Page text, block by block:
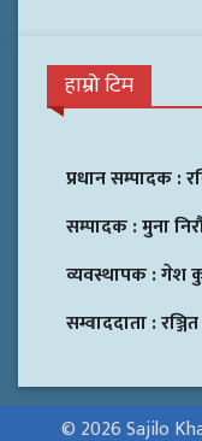
हाम्रो टिम
प्रधान सम्पादक :
सम्पादक :मुना
व्यवस्थापक :गेश
सम्वाददाता :
© 2026 Sajilo